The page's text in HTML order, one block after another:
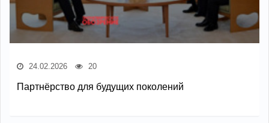
24.02.2026 20
Партнёрство для будущих поколений